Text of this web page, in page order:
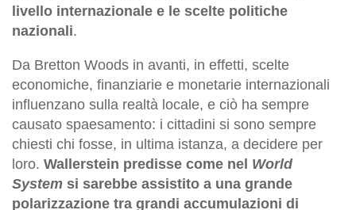
livello internazionale e le scelte politiche
nazionali.
Da Bretton Woods in avanti, in effetti, scelte
economiche, finanziarie e monetarie internazionali
influenzano sulla realtà locale, e ciò ha sempre
causato spaesamento: i cittadini si sono sempre
chiesti chi fosse, in ultima istanza, a decidere per
loro. Wallerstein predisse come nel World
System si sarebbe assistito a una grande
polarizzazione tra grandi accumulazioni di